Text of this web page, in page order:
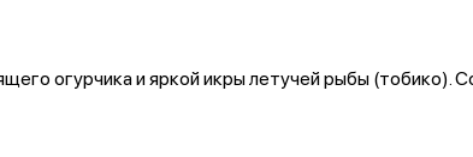
огурчика и яркой икры летучей рыбы (тобико).